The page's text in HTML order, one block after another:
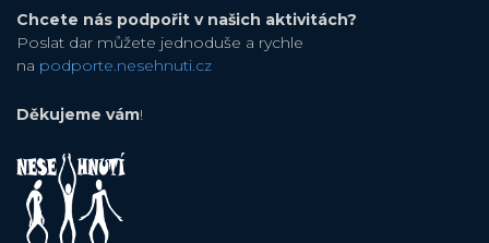
Chcete nás podpořit v našich aktivitách?
Poslat dar můžete jednoduše a rychle
na podporte.nesehnuti.cz
Děkujeme vám!